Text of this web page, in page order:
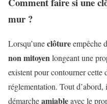
mur ?
Lorsqu’uneclôtureempêche
non mitoyenlongeant une
existent pour contourner cette
réglementation. Tout d’abord,
démarcheamiableavec le